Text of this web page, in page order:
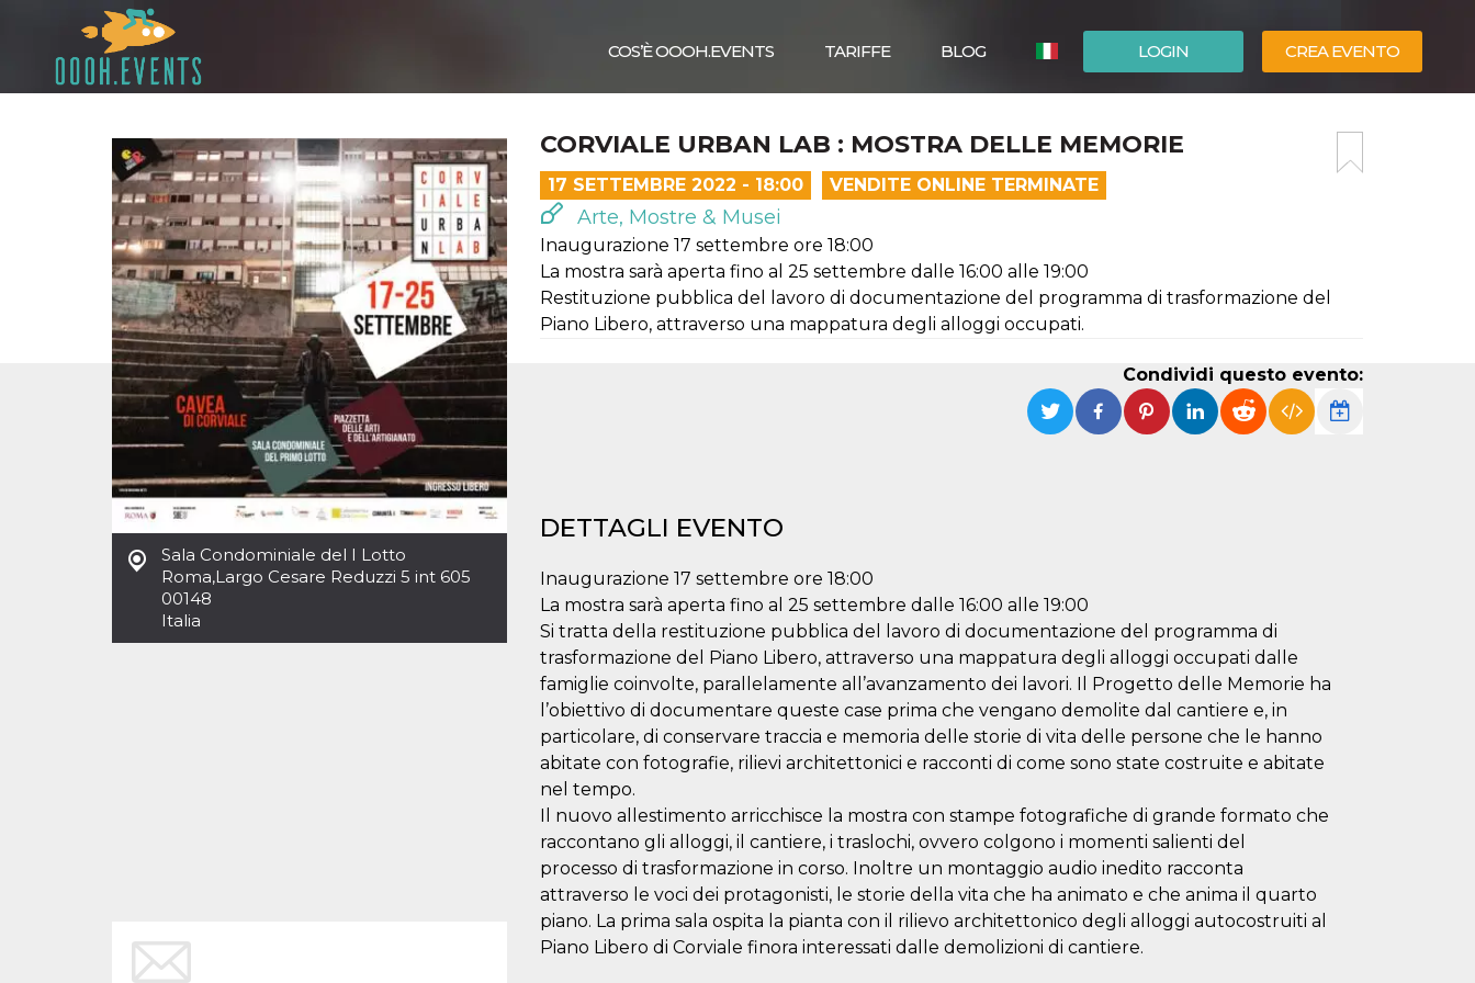
LOGIN CREA EVENTO
ENGLISH
COS’È OOOH.EVENTS TARIFFE BLOG
Sala Condominiale del I Lotto
Roma,Largo Cesare Reduzzi 5 int 605
00148
Italia
CORVIALE URBAN LAB : MOSTRA DELLE MEMORIE
17 SETTEMBRE 2022 - 18:00 VENDITE ONLINE TERMINATE
Arte, Mostre & Musei
Inaugurazione 17 settembre ore 18:00
La mostra sarà aperta fino al 25 settembre dalle 16:00 alle 19:00
Restituzione pubblica del lavoro di documentazione del programma di trasformazione del
Piano Libero, attraverso una mappatura degli alloggi occupati.
Condividi questo evento:
DETTAGLI EVENTO
Inaugurazione 17 settembre ore 18:00
La mostra sarà aperta fino al 25 settembre dalle 16:00 alle 19:00
Si tratta della restituzione pubblica del lavoro di documentazione del programma di
trasformazione del Piano Libero, attraverso una mappatura degli alloggi occupati dalle
famiglie coinvolte, parallelamente all’avanzamento dei lavori. Il Progetto delle Memorie ha
l’obiettivo di documentare queste case prima che vengano demolite dal cantiere e, in
particolare, di conservare traccia e memoria delle storie di vita delle persone che le hanno
abitate con fotografie, rilievi architettonici e racconti di come sono state costruite e abitate
nel tempo.
Il nuovo allestimento arricchisce la mostra con stampe fotografiche di grande formato che
raccontano gli alloggi, il cantiere, i traslochi, ovvero colgono i momenti salienti del
processo di trasformazione in corso. Inoltre un montaggio audio inedito racconta
attraverso le voci dei protagonisti, le storie della vita che ha animato e che anima il quarto
piano. La prima sala ospita la pianta con il rilievo architettonico degli alloggi autocostruiti al
Piano Libero di Corviale finora interessati dalle demolizioni di cantiere.